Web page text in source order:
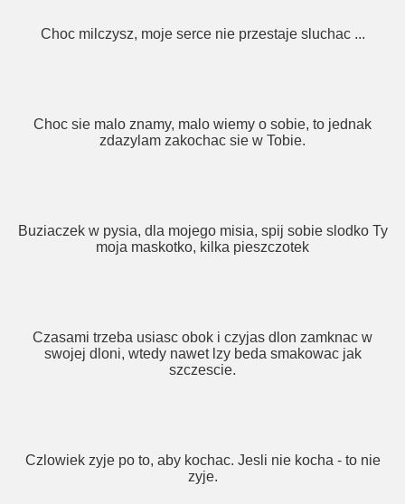
Choc milczysz, moje serce nie przestaje sluchac ...
Choc sie malo znamy, malo wiemy o sobie, to jednak
zdazylam zakochac sie w Tobie.
Buziaczek w pysia, dla mojego misia, spij sobie slodko Ty
moja maskotko, kilka pieszczotek
Czasami trzeba usiasc obok i czyjas dlon zamknac w
swojej dloni, wtedy nawet lzy beda smakowac jak
szczescie.
Czlowiek zyje po to, aby kochac. Jesli nie kocha - to nie
zyje.